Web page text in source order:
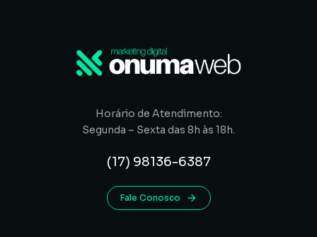
Horário de Atendimento:
Segunda – Sexta das 8h às 18h.
(17) 98136-6387
Fale Conosco